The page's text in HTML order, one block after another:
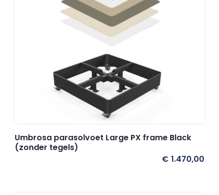
Umbrosa parasolvoet Large PX frame Black
(zonder tegels)
€ 1.470,00